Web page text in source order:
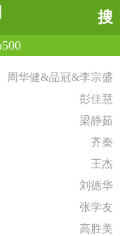
搜
周华健&品冠&李宗盛
彭佳慧
梁静茹
齐秦
王杰
刘德华
张学友
高胜美